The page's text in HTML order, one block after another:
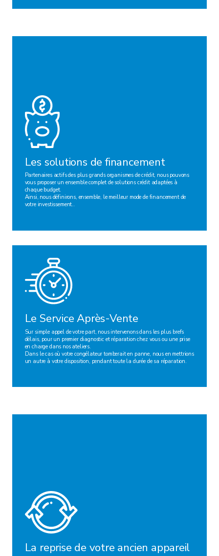
Les solutions de financement
Partenaires actifs des plus grands organismes de crédit, nous pouvons
vous proposer un ensemble complet de solutions crédit adaptées à
chaque budget.
Ainsi, nous définirons, ensemble, le meilleur mode de financement de
votre investissement..
Le Service Après-Vente
Sur simple appel de votre part, nous intervenons dans les plus brefs
délais, pour un premier diagnostic et réparation chez vous ou une prise
en charge dans nos ateliers.
Dans le cas où votre congélateur tomberait en panne, nous en mettrions
un autre à votre disposition, pendant toute la durée de sa réparation.
La reprise de votre ancien appareil